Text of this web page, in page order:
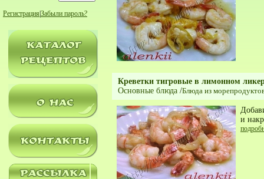
Регистрация Забыли пароль?
Креветки тигровые в лимонном
Основные блюда /Блюда из
и